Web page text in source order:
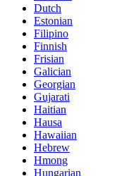
Dutch
Estonian
Filipino
Finnish
Frisian
Galician
Georgian
Gujarati
Haitian
Hausa
Hawaiian
Hebrew
Hmong
Hungarian